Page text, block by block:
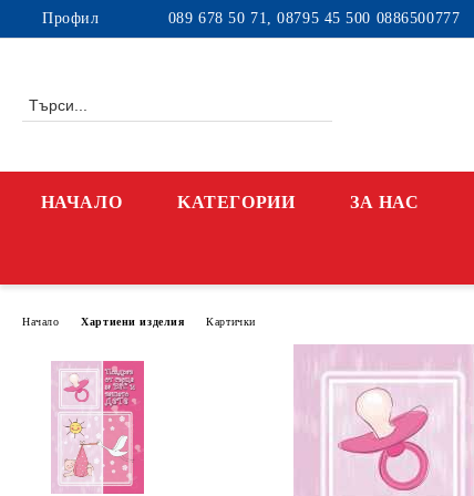
Профил 089 678 50 71, 08795 45 500 0886500777
НАЧАЛО KАТЕГОРИИ ЗА НАС
Начало Хартиени изделия Картички